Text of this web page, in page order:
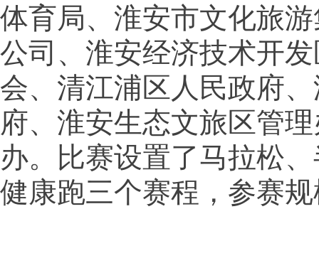
体育局、淮安市文化旅
公司、淮安经济技术开
会、清江浦区人民政府
府、淮安生态文旅区管
办。比赛设置了马拉松
健康跑三个赛程，参赛规